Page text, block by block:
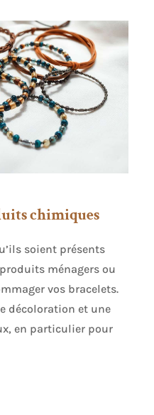
chimiques
soient présents
ménagers ou
vos bracelets.
décoloration et une
en particulier pour